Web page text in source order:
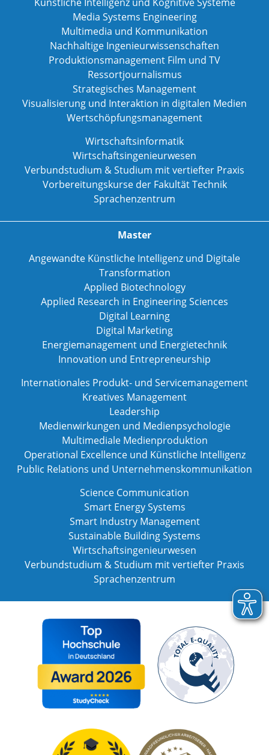
Media Systems Engineering
Multimedia und Kommunikation
Nachhaltige Ingenieurwissenschaften
Produktionsmanagement Film und TV
Ressortjournalismus
Strategisches Management
Visualisierung und Interaktion in digitalen Medien
Wertschöpfungsmanagement
Wirtschaftsinformatik
Wirtschaftsingenieurwesen
Verbundstudium & Studium mit vertiefter Praxis
Vorbereitungskurse der Fakultät Technik
Sprachenzentrum
Master
Angewandte Künstliche Intelligenz und Digitale
Transformation
Applied Biotechnology
Applied Research in Engineering Sciences
Digital Learning
Digital Marketing
Energiemanagement und Energietechnik
Innovation und Entrepreneurship
Internationales Produkt- und Servicemanagement
Kreatives Management
Leadership
Medienwirkungen und Medienpsychologie
Multimediale Medienproduktion
Operational Excellence und Künstliche Intelligenz
Public Relations und Unternehmenskommunikation
Science Communication
Smart Energy Systems
Smart Industry Management
Sustainable Building Systems
Wirtschaftsingenieurwesen
Verbundstudium & Studium mit vertiefter Praxis
Sprachenzentrum